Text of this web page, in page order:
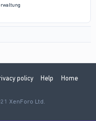
policy Help Home
XenForo Ltd.